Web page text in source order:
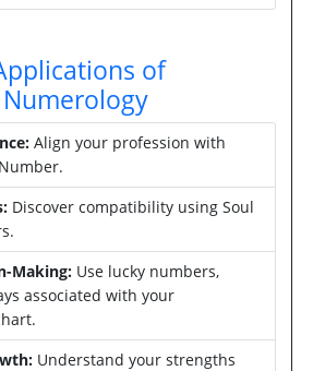
of
Align your profession with
Discover compatibility using Soul
Making: Use lucky numbers,
associated with your
Understand your strengths